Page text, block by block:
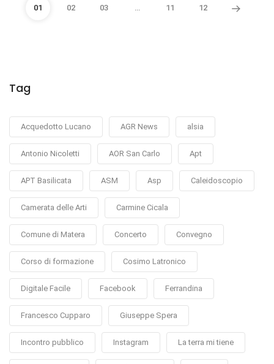
01 02 03 … 11 12
Tag
Acquedotto Lucano AGR News alsia
Antonio Nicoletti AOR San Carlo Apt
APT Basilicata ASM Asp Caleidoscopio
Camerata delle Arti Carmine Cicala
Comune di Matera Concerto Convegno
Corso di formazione Cosimo Latronico
Digitale Facile Facebook Ferrandina
Francesco Cupparo Giuseppe Spera
Incontro pubblico Instagram La terra mi tiene